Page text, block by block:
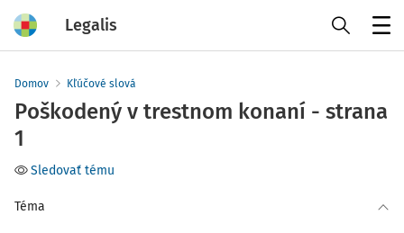
Legalis
Domov Kľúčové slová
Poškodený v trestnom konaní - strana
1
Sledovať tému
Téma